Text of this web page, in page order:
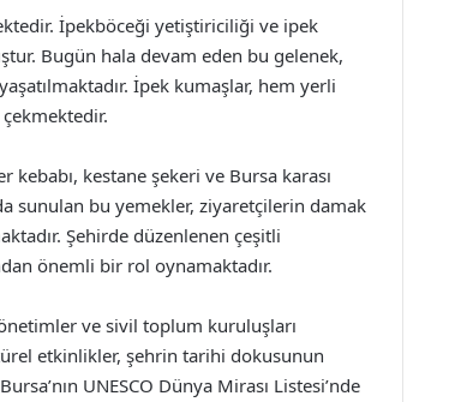
İpekböceği yetiştiriciliği ve ipek
Bugün hala devam eden bu gelenek,
İpek kumaşlar, hem yerli
kebabı, kestane şekeri ve Bursa karası
sunulan bu yemekler, ziyaretçilerin damak
Şehirde düzenlenen çeşitli
önemli bir rol oynamaktadır.
ve sivil toplum kuruluşları
etkinlikler, şehrin tarihi dokusunun
UNESCO Dünya Mirası Listesi’nde